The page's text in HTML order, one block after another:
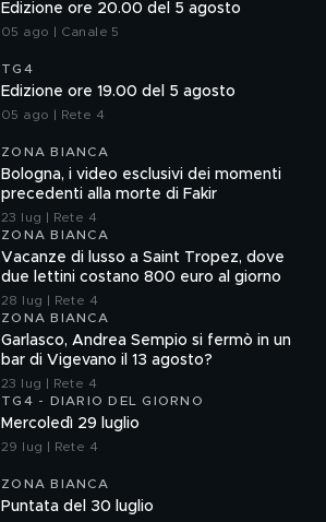
Edizione ore 20.00 del 5 agosto
05 ago | Canale 5
TG4
Edizione ore 19.00 del 5 agosto
05 ago | Rete 4
ZONA BIANCA
Bologna, i video esclusivi dei momenti
precedenti alla morte di Fakir
23 lug | Rete 4
ZONA BIANCA
Vacanze di lusso a Saint Tropez, dove
due lettini costano 800 euro al giorno
28 lug | Rete 4
ZONA BIANCA
Garlasco, Andrea Sempio si fermò in un
bar di Vigevano il 13 agosto?
23 lug | Rete 4
TG4 - DIARIO DEL GIORNO
Mercoledì 29 luglio
29 lug | Rete 4
ZONA BIANCA
Puntata del 30 luglio